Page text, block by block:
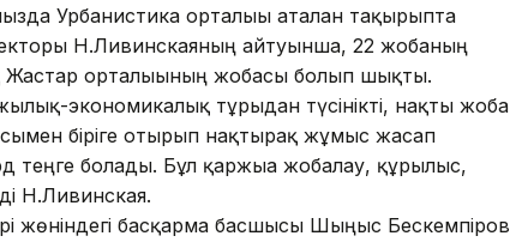
Урбанистика орталығы аталған тақырыпта
Н.Ливинскаяның айтуынша, 22 жобаның
Жастар орталығының жобасы болып шықты.
экономикалық тұрғыдан түсінікті, нақты жоба
біріге отырып нақтырақ жұмыс жасап
болады. Бұл қаржыға жобалау, құрылыс,
Н.Ливинская.
жөніндегі басқарма басшысы Шыңғыс Бескемпіров